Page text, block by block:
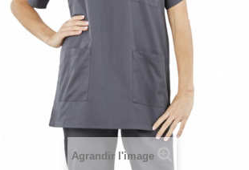
Agrandir l'image